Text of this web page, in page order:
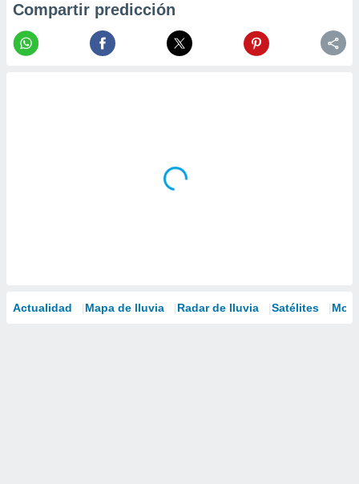
Compartir predicción
Actualidad Mapa de lluvia Radar de lluvia Satélites